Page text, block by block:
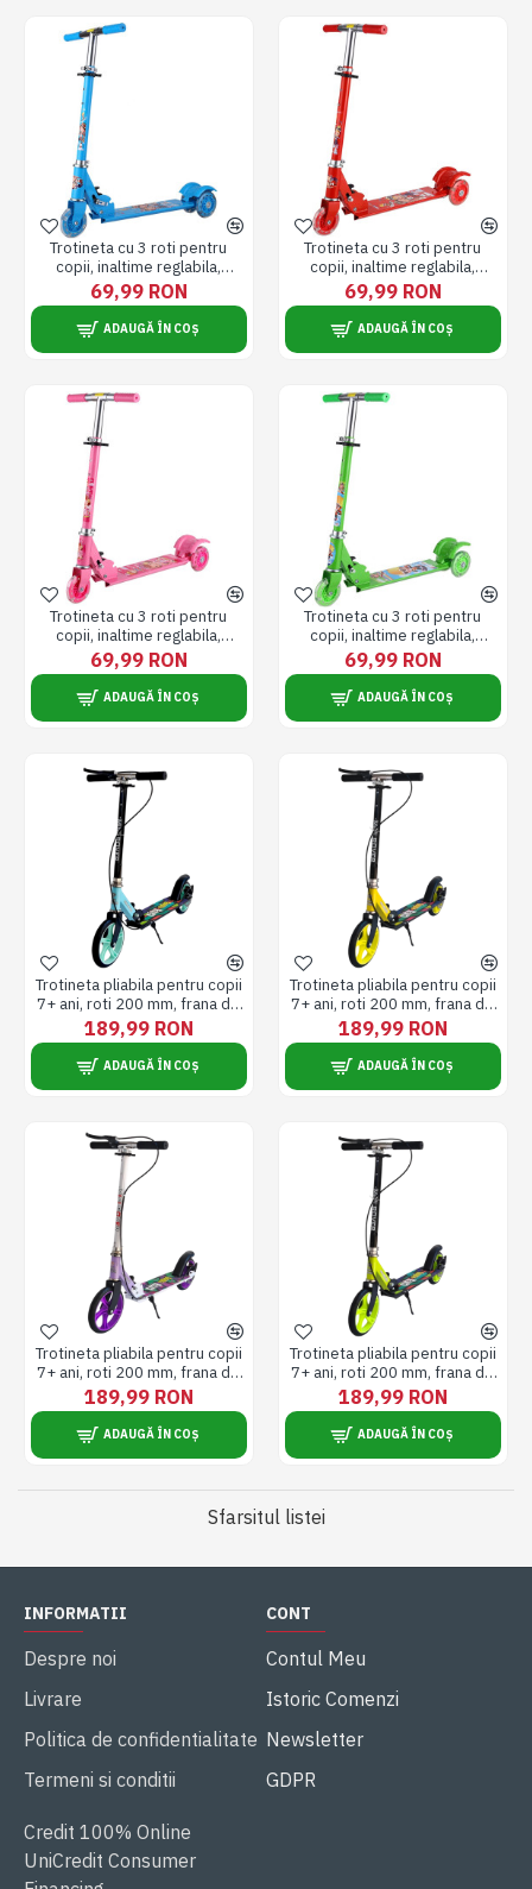
Trotineta cu 3 roti pentru
copii, inaltime reglabila,
pliabila, + 3 ani, albastra
69,99 RON
ADAUGĂ ÎN COȘ
Trotineta cu 3 roti pentru
copii, inaltime reglabila,
pliabila, + 3 ani, rosie
69,99 RON
ADAUGĂ ÎN COȘ
Trotineta cu 3 roti pentru
copii, inaltime reglabila,
pliabila, + 3 ani, roz
69,99 RON
ADAUGĂ ÎN COȘ
Trotineta cu 3 roti pentru
copii, inaltime reglabila,
pliabila, + 3 ani, verde
69,99 RON
ADAUGĂ ÎN COȘ
Trotineta pliabila pentru copii
7+ ani, roti 200 mm, frana de
mana si frana de picior, 3
trepte de inaltime, sarcina
maxima 80 kg, metal, albastra
189,99 RON
ADAUGĂ ÎN COȘ
Trotineta pliabila pentru copii
7+ ani, roti 200 mm, frana de
mana si frana de picior, 3
trepte de inaltime, sarcina
maxima 80 kg, metal, galbena
189,99 RON
ADAUGĂ ÎN COȘ
Trotineta pliabila pentru copii
7+ ani, roti 200 mm, frana de
mana si frana de picior, 3
trepte de inaltime, sarcina
maxima 80 kg, metal, mov
189,99 RON
ADAUGĂ ÎN COȘ
Trotineta pliabila pentru copii
7+ ani, roti 200 mm, frana de
mana si frana de picior, 3
trepte de inaltime, sarcina
maxima 80 kg, metal, verde
189,99 RON
ADAUGĂ ÎN COȘ
Sfarsitul listei
INFORMATII
Despre noi
Livrare
Politica de confidentialitate
Termeni si conditii
Credit 100% Online
UniCredit Consumer
CONT
Contul Meu
Istoric Comenzi
Newsletter
GDPR